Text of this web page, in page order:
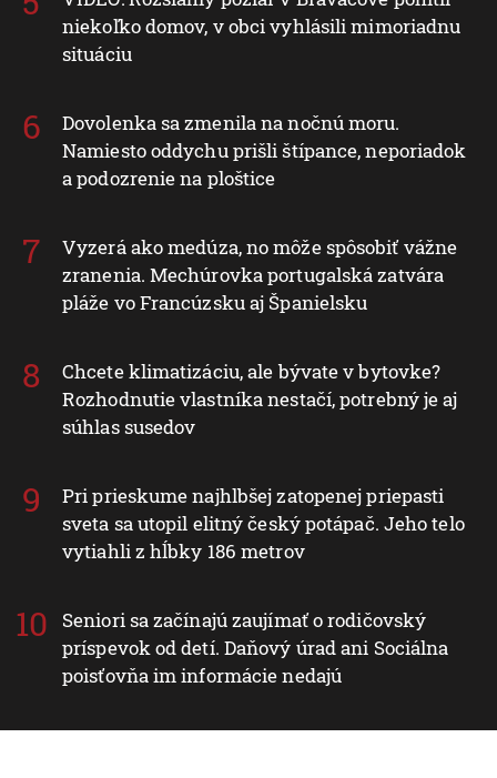
niekoľko domov, v obci vyhlásili mimoriadnu
situáciu
Dovolenka sa zmenila na nočnú moru.
Namiesto oddychu prišli štípance, neporiadok
a podozrenie na ploštice
Vyzerá ako medúza, no môže spôsobiť vážne
zranenia. Mechúrovka portugalská zatvára
pláže vo Francúzsku aj Španielsku
Chcete klimatizáciu, ale bývate v bytovke?
Rozhodnutie vlastníka nestačí, potrebný je aj
súhlas susedov
Pri prieskume najhlbšej zatopenej priepasti
sveta sa utopil elitný český potápač. Jeho telo
vytiahli z hĺbky 186 metrov
Seniori sa začínajú zaujímať o rodičovský
príspevok od detí. Daňový úrad ani Sociálna
poisťovňa im informácie nedajú